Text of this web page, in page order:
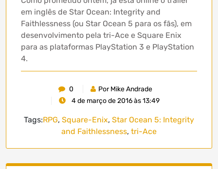
em inglês de Star Ocean: Integrity and
Faithlessness (ou Star Ocean 5 para os fãs), em
desenvolvimento pela tri-Ace e Square Enix
para as plataformas PlayStation 3 e PlayStation
4.
0
Por Mike Andrade
4 de março de 2016 às 13:49
Tags:RPG, Square-Enix, Star Ocean 5: Integrity
and Faithlessness, tri-Ace